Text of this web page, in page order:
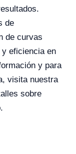
de
de curvas
eficiencia en
y para
visita nuestra
sobre